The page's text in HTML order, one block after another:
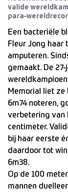
valide
para-
Een bacteriële
Fleur Jong haar
amputeren.
gemaakt. De
Memorial liet
6m74 noteren,
verbetering van
centimeter.
bij haar eerste
daardoor tot
6m38.
Op de 100
mannen